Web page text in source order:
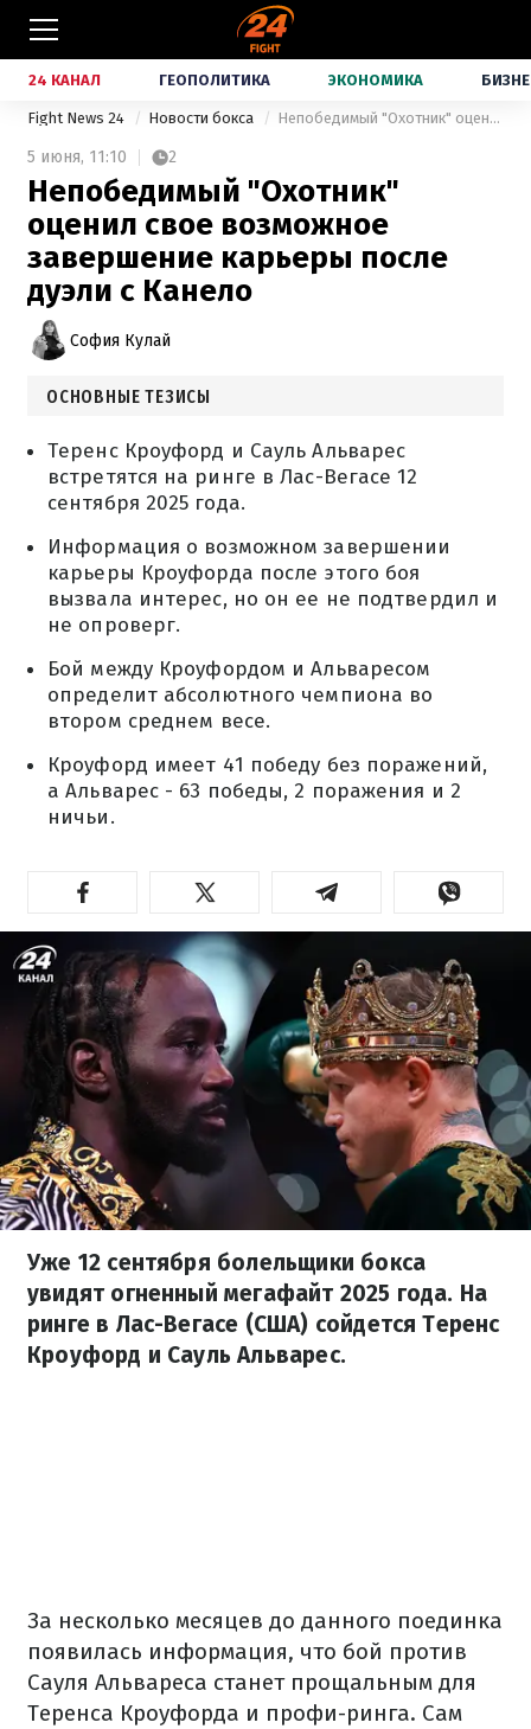
24 КАНАЛ ГЕОПОЛИТИКА ЭКОНОМИКА
Fight News 24 Новости бокса Непобедимый "Охотник" оценил свое возможное завершение карьеры после дуэли с Канело
5 июня, 11:10 2
Непобедимый "Охотник"
оценил свое возможное
завершение карьеры после
дуэли с Канело
София Кулай
ОСНОВНЫЕ ТЕЗИСЫ
Теренс Кроуфорд и Сауль Альварес
встретятся на ринге в Лас-Вегасе 12
сентября 2025 года.
Информация о возможном завершении
карьеры Кроуфорда после этого боя
вызвала интерес, но он ее не подтвердил и
не опроверг.
Бой между Кроуфордом и Альваресом
определит абсолютного чемпиона во
втором среднем весе.
Кроуфорд имеет 41 победу без поражений,
а Альварес - 63 победы, 2 поражения и 2
ничьи.
Уже 12 сентября болельщики бокса
увидят огненный мегафайт 2025 года. На
ринге в Лас-Вегасе (США) сойдется Теренс
Кроуфорд и Сауль Альварес.
За несколько месяцев до данного поединка
появилась информация, что бой против
Сауля Альвареса станет прощальным для
Теренса Кроуфорда и профи-ринга. Сам